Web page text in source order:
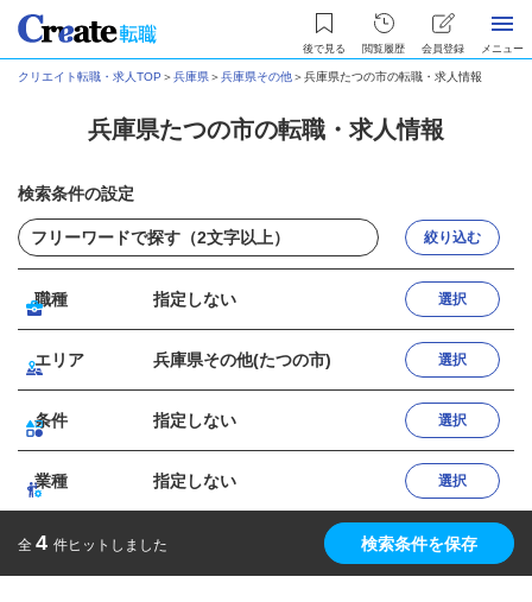
後で見る 閲覧履歴 会員登録 メニュー
クリエイト転職・求人TOP ＞兵庫県＞兵庫県その他＞兵庫県たつの市の転職・求人情報
兵庫県たつの市の転職・求人情報
検索条件の設定
絞り込む
職種 指定しない 選択
エリア 兵庫県その他(たつの市) 選択
条件 指定しない 選択
業種 指定しない 選択
全 4 件ヒットしました 検索条件を保存